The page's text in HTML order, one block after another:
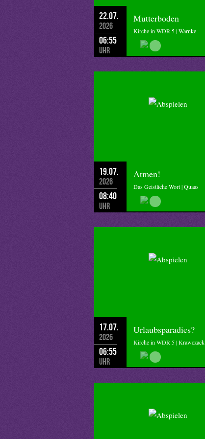
22.07.
2026
06:55
Uhr
Mutterboden
Kirche in WDR 5 | Warnke
19.07.
2026
08:40
Uhr
Atmen!
Das Geistliche Wort | Quaas
17.07.
2026
06:55
Uhr
Urlaubsparadies?
Kirche in WDR 5 | Krawczack